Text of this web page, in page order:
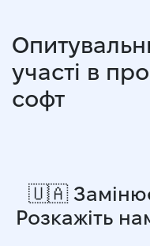
участі в
софт
🇺🇦
Розкажіть